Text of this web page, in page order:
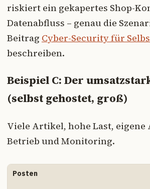
riskiert ein gekapertes Shop-
Datenabfluss – genau die
Beitrag Cyber-Security für
beschreiben.
Beispiel C: Der
(selbst gehostet, groß)
Viele Artikel, hohe Last,
Betrieb und Monitoring.
Posten